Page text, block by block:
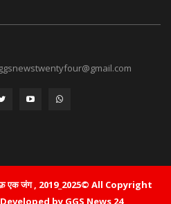
एक जंग , 2019_2025© All Copyright
by GGS News 24